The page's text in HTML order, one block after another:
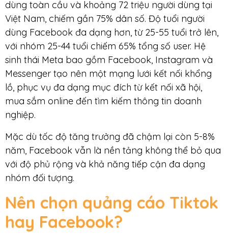
dùng toàn cầu và khoảng 72 triệu người dùng tại
Việt Nam, chiếm gần 75% dân số. Độ tuổi người
dùng Facebook đa dạng hơn, từ 25-55 tuổi trở lên,
với nhóm 25-44 tuổi chiếm 65% tổng số user. Hệ
sinh thái Meta bao gồm Facebook, Instagram và
Messenger tạo nên một mạng lưới kết nối khổng
lồ, phục vụ đa dạng mục đích từ kết nối xã hội,
mua sắm online đến tìm kiếm thông tin doanh
nghiệp.
Mặc dù tốc độ tăng trưởng đã chậm lại còn 5-8%
năm, Facebook vẫn là nền tảng không thể bỏ qua
với độ phủ rộng và khả năng tiếp cận đa dạng
nhóm đối tượng.
Nên chọn quảng cáo Tiktok
hay Facebook?